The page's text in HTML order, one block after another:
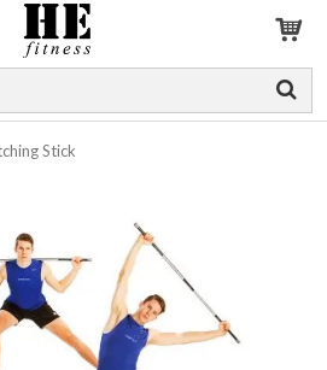
Stick